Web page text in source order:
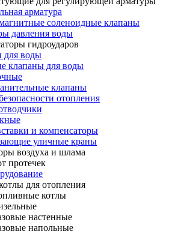
арматура
соленоидные клапаны
давления воды
гидроударов
для воды
клапаны для воды
клапаны
отопления
и компенсаторы
уличные краны
воздуха и шлама
протечек
для отопления
котлы
настенные
напольные